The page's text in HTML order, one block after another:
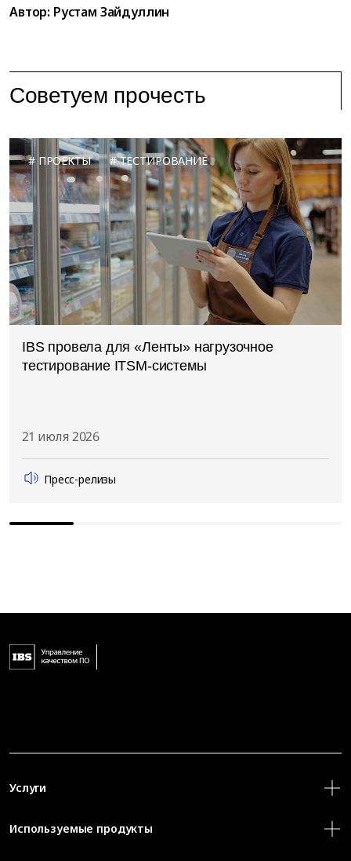
Автор: Рустам Зайдуллин
Советуем прочесть
ПРОЕКТЫ ТЕСТИРОВАНИЕ
IBS провела для «Ленты» нагрузочное
тестирование ITSM-системы
21 июля 2026
Пресс-релизы
Услуги
Используемые продукты